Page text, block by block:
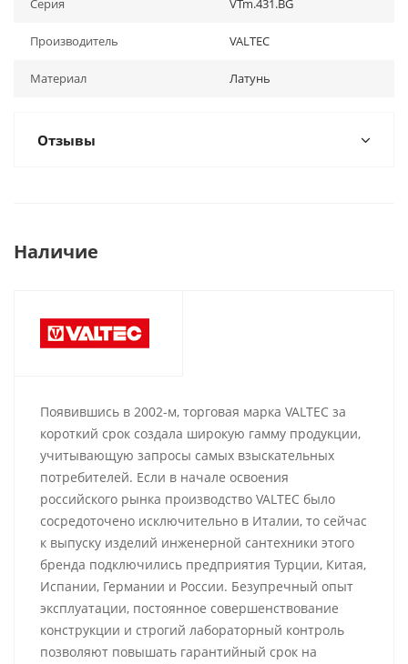
Серия VTm.431.BG
Производитель VALTEC
Материал Латунь
Отзывы
Наличие
Появившись в 2002-м, торговая марка VALTEC за
короткий срок создала широкую гамму продукции,
учитывающую запросы самых взыскательных
потребителей. Если в начале освоения
российского рынка производство VALTEC было
сосредоточено исключительно в Италии, то сейчас
к выпуску изделий инженерной сантехники этого
бренда подключились предприятия Турции, Китая,
Испании, Германии и России. Безупречный опыт
эксплуатации, постоянное совершенствование
конструкции и строгий лабораторный контроль
позволяют повышать гарантийный срок на